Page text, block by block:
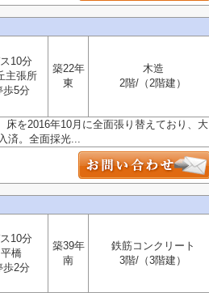
10分
主張所
歩5分
築22年
東
木造
2階/（2階建）
床を2016年10月に全面張り替えており、大
済。全面採光...
10分
平橋
歩2分
築39年
南
鉄筋コンクリート
3階/（3階建）